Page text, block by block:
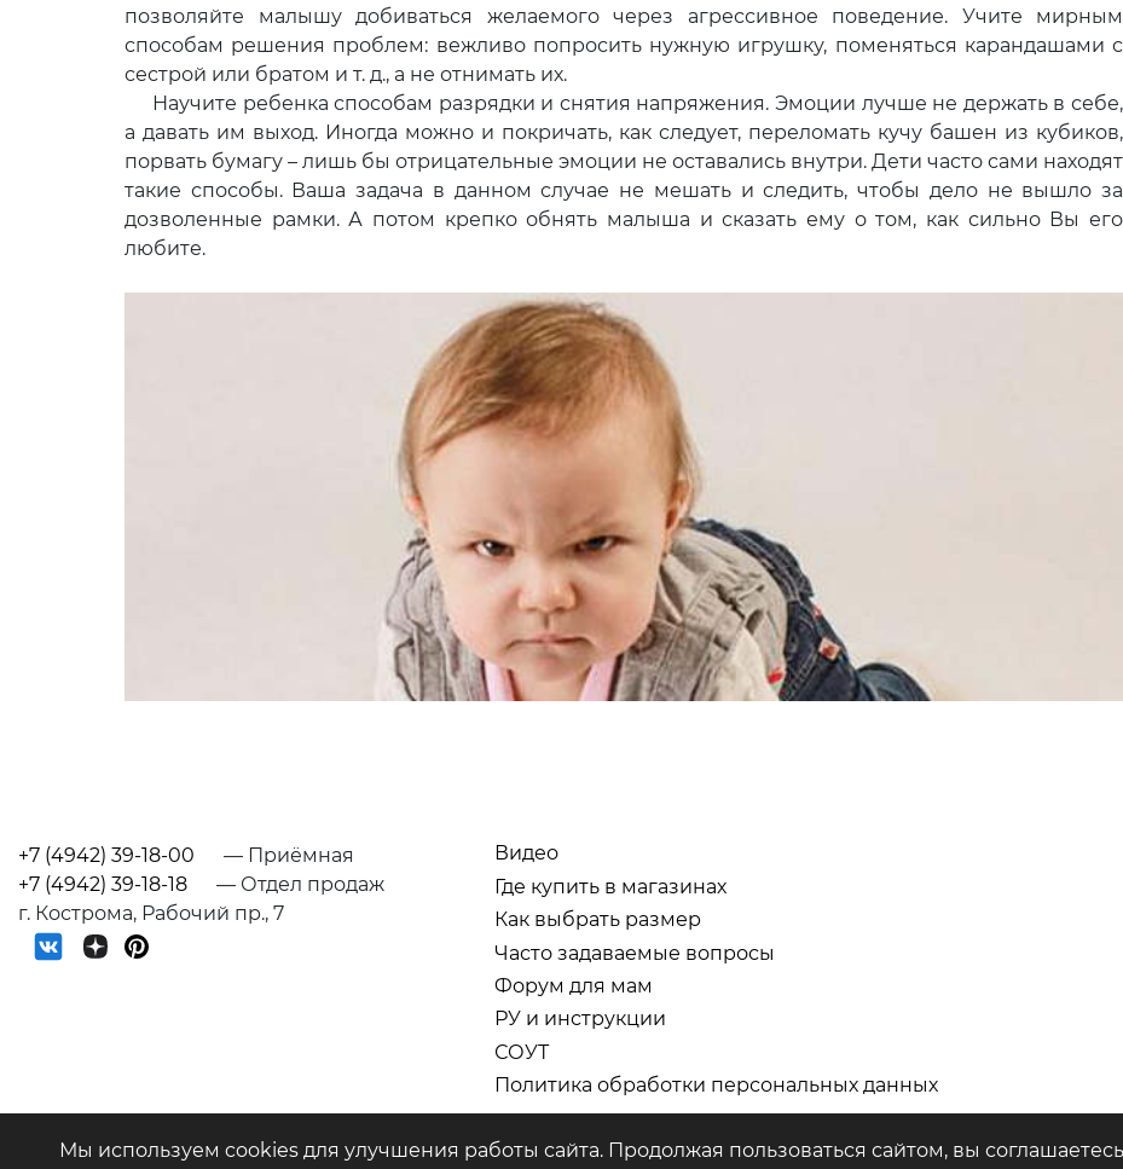
позволяйте малышу добиваться желаемого через агрессивное поведение. Учите мирным
способам решения проблем: вежливо попросить нужную игрушку, поменяться карандашами с
сестрой или братом и т. д., а не отнимать их.
Научите ребенка способам разрядки и снятия напряжения. Эмоции лучше не держать в себе,
а давать им выход. Иногда можно и покричать, как следует, переломать кучу башен из кубиков,
порвать бумагу – лишь бы отрицательные эмоции не оставались внутри. Дети часто сами находят
такие способы. Ваша задача в данном случае не мешать и следить, чтобы дело не вышло за
дозволенные рамки. А потом крепко обнять малыша и сказать ему о том, как сильно Вы его
любите.
+7 (4942) 39-18-00
— Приёмная
+7 (4942) 39-18-18
— Отдел продаж
г. Кострома, Рабочий пр., 7
Видео
Где купить в магазинах
Как выбрать размер
Часто задаваемые вопросы
Форум для мам
РУ и инструкции
СОУТ
Политика обработки персональных данных
ООО "Предприятие "Аист" © 2026
Мы используем cookies для улучшения работы сайта. Продолжая пользоваться сайтом, вы